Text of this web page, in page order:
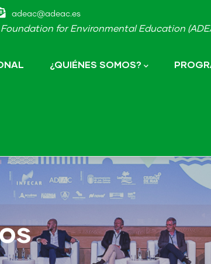
adeac@adeac.es
for Environmental Education
¿QUIÉNES SOMOS?